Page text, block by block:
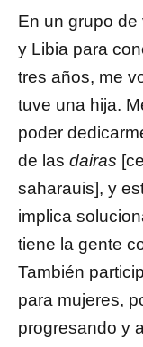
En un grupo de
y Libia para
tres años, me
tuve una hija.
poder
de las dairas
saharauis], y
implica
tiene la gente
También
para mujeres,
progresando y